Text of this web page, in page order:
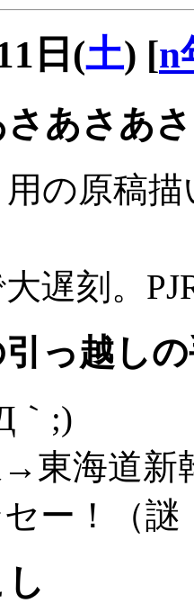
日(土) [n
あさあ
の原稿
遅刻。
っ越し
｀;)
→東海道
ー！（謎